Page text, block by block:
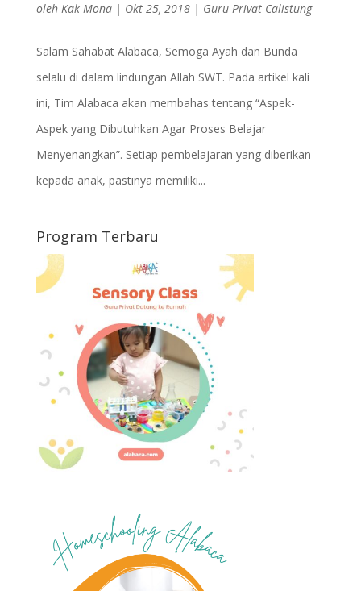
oleh Kak Mona| Okt 25, 2018| Guru Privat Calistung
Salam Sahabat Alabaca, Semoga Ayah dan Bunda
selalu di dalam lindungan Allah SWT. Pada artikel kali
ini, Tim Alabaca akan membahas tentang “Aspek-
Aspek yang Dibutuhkan Agar Proses Belajar
Menyenangkan”. Setiap pembelajaran yang diberikan
kepada anak, pastinya memiliki...
Program Terbaru